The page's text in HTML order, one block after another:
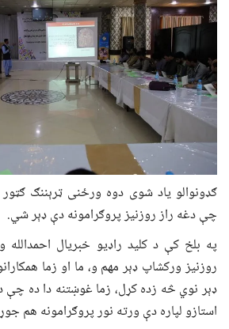
ګډونوالو یاد شوی دوه ورځنی ټرېننګ ګټور
چې دغه راز روزنیز پروګرامونه دې ډېر شي.
په بلخ کې د کلید راډیو خبریال
روزنیز ورکشاپ ډېر مهم و، ما او زما
ډېر نوي څه زده کړل، زما غوښتنه دا ده چې
استازو لپاره دې ورته نور پروګرامونه هم